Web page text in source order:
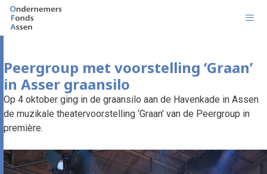
naar
de
Peergroup met voorstelling ‘Graan’
in Asser graansilo
Op 4 oktober ging in de graansilo aan de Havenkade in Assen
de muzikale theatervoorstelling ‘Graan’ van de Peergroup in
première.